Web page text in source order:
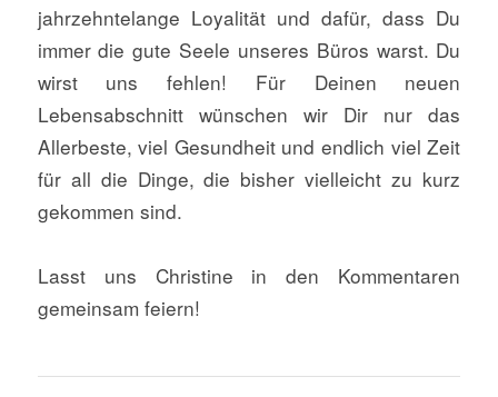
jahrzehntelange Loyalität und dafür, dass Du
immer die gute Seele unseres Büros warst. Du
wirst uns fehlen! Für Deinen neuen
Lebensabschnitt wünschen wir Dir nur das
Allerbeste, viel Gesundheit und endlich viel Zeit
für all die Dinge, die bisher vielleicht zu kurz
gekommen sind.
Lasst uns Christine in den Kommentaren
gemeinsam feiern!